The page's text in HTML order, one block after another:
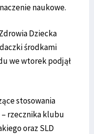
naukowe.
Dziecka
środkami
we wtorek podjął
stosowania
– rzecznika klubu
oraz SLD